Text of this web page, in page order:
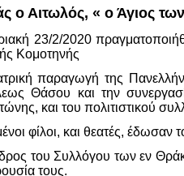
ο Αιτωλός, « ο Άγιος
23/2/2020
Κομοτηνής
παραγωγή της
Θάσου και την
και του πολιτιστικού
φίλοι, και θεατές, έδωσαν
του Συλλόγου των εν
τους.